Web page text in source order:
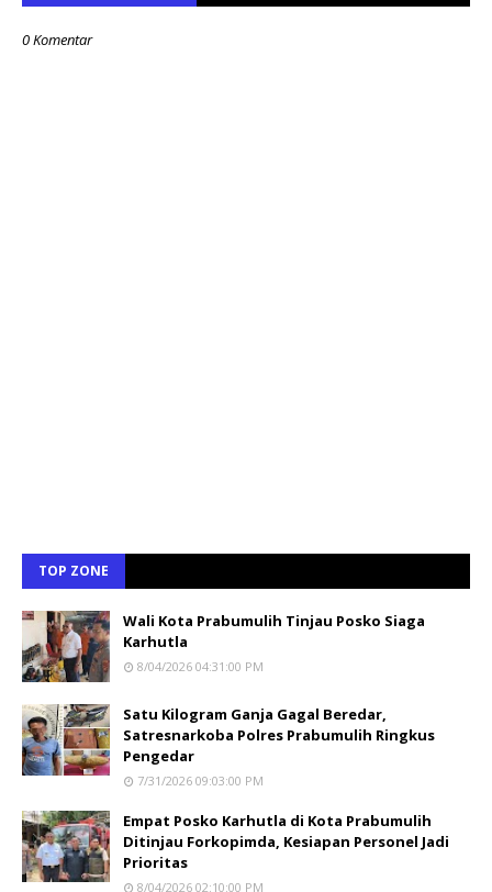
0 Komentar
TOP ZONE
Wali Kota Prabumulih Tinjau Posko Siaga
Karhutla
8/04/2026 04:31:00 PM
Satu Kilogram Ganja Gagal Beredar,
Satresnarkoba Polres Prabumulih Ringkus
Pengedar
7/31/2026 09:03:00 PM
Empat Posko Karhutla di Kota Prabumulih
Ditinjau Forkopimda, Kesiapan Personel Jadi
Prioritas
8/04/2026 02:10:00 PM